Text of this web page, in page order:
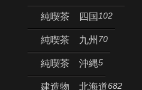
純喫茶 四国 102
純喫茶 九州 70
純喫茶 沖縄5
建造物 北海道682